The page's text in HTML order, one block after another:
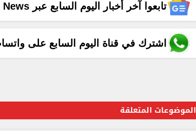
تابعوا آخر أخبار اليوم السابع عبر Google News
اشترك في قناة اليوم السابع على
الموضوعات المتعلقة